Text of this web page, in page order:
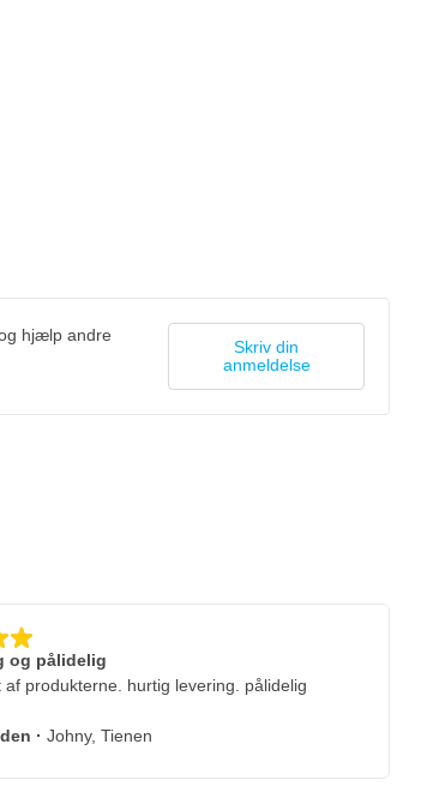
hjælp andre
Skriv din
anmeldelse
og pålidelig
af produkterne. hurtig levering. pålidelig
· Johny, Tienen